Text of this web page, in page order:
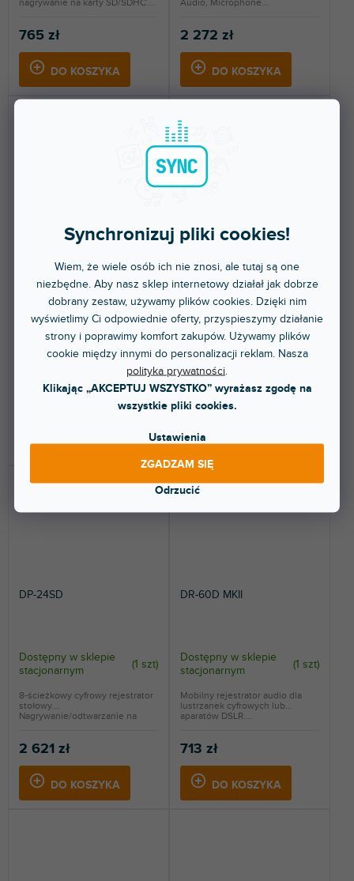
Synchronizuj pliki cookies!
Wiem, że wiele osób ich nie znosi, ale tutaj są one
niezbędne. Aby nasz sklep internetowy działał jak dobrze
dobrany zestaw, używamy plików cookies. Dzięki nim
wyświetlimy Ci odpowiednie oferty, przyspieszymy działanie
strony i poprawimy komfort zakupów. Używamy plików
cookie między innymi do personalizacji reklam. Nasza
polityka prywatności.
Klikając „AKCEPTUJ WSZYSTKO” wyrażasz zgodę na
wszystkie pliki cookies.
Ustawienia
Odrzucić
ZGADZAM SIĘ
765 zł
DO KOSZYKA
nagrywanie na karty SD/SDHC....
2 272 zł
DO KOSZYKA
Audio, Microphone...
Dostępny w sklepie
stacjonarnym
(2 szt)
DO KOSZYKA
Odtwarzacz muzyczny z obsługą
kart SD/SDHC, pamięci USB lub
Dostępny w sklepie
stacjonarnym
(1 szt)
455 zł
DO KOSZYKA
Przenośny 2-kanałowy ręczny
rejestrator z 32-bitowym
zmiennoprzecinkowym...
DP-24SD
Dostępny w sklepie
stacjonarnym
(1 szt)
2 621 zł
DO KOSZYKA
8-ścieżkowy cyfrowy rejestrator
stołowy.
Nagrywanie/odtwarzanie na
DR-60D MKII
Dostępny w sklepie
stacjonarnym
(1 szt)
713 zł
DO KOSZYKA
Mobilny rejestrator audio dla
lustrzanek cyfrowych lub
aparatów DSLR....